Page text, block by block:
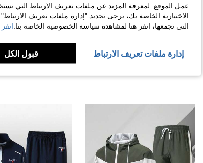
عرض المزيد من المراجعات
عمل الموقع. لمعرفة المزيد عن ملفات تعريف الارتباط التي
الاختيارية الخاصة بك، يرجى تحديد "إدارة ملفات تعريف
التي نجمعها، انقر هنا لمشاهدة سياسة الخصوصية الخاصة بنا.
إدارة ملفات تعريف الارتباط قبول الكل